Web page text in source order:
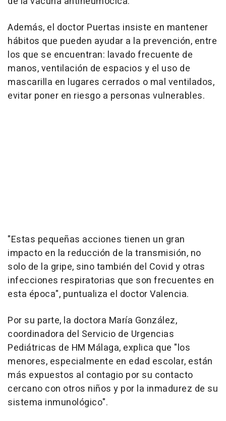
Además, el doctor Puertas insiste en mantener
hábitos que pueden ayudar a la prevención, entre
los que se encuentran: lavado frecuente de
manos, ventilación de espacios y el uso de
mascarilla en lugares cerrados o mal ventilados,
evitar poner en riesgo a personas vulnerables.
"Estas pequeñas acciones tienen un gran
impacto en la reducción de la transmisión, no
solo de la gripe, sino también del Covid y otras
infecciones respiratorias que son frecuentes en
esta época", puntualiza el doctor Valencia.
Por su parte, la doctora María González,
coordinadora del Servicio de Urgencias
Pediátricas de HM Málaga, explica que "los
menores, especialmente en edad escolar, están
más expuestos al contagio por su contacto
cercano con otros niños y por la inmadurez de su
sistema inmunológico".